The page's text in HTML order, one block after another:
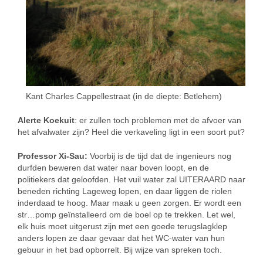
Kant Charles Cappellestraat (in de diepte: Betlehem)
Alerte Koekuit: er zullen toch problemen met de afvoer van
het afvalwater zijn? Heel die verkaveling ligt in een soort put?
Professor Xi-Sau: Voorbij is de tijd dat de ingenieurs nog
durfden beweren dat water naar boven loopt, en de
politiekers dat geloofden. Het vuil water zal UITERAARD naar
beneden richting Lageweg lopen, en daar liggen de riolen
inderdaad te hoog. Maar maak u geen zorgen. Er wordt een
str…pomp geïnstalleerd om de boel op te trekken. Let wel,
elk huis moet uitgerust zijn met een goede terugslagklep
anders lopen ze daar gevaar dat het WC-water van hun
gebuur in het bad opborrelt. Bij wijze van spreken toch.